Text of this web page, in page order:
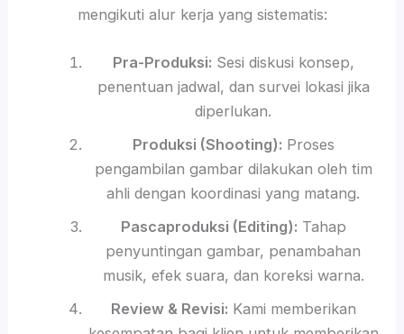
mengikuti alur kerja yang sistematis:
Pra-Produksi: Sesi diskusi konsep,
penentuan jadwal, dan survei lokasi jika
diperlukan.
Produksi (Shooting): Proses
pengambilan gambar dilakukan oleh tim
ahli dengan koordinasi yang matang.
Pascaproduksi (Editing): Tahap
penyuntingan gambar, penambahan
musik, efek suara, dan koreksi warna.
Review & Revisi: Kami memberikan